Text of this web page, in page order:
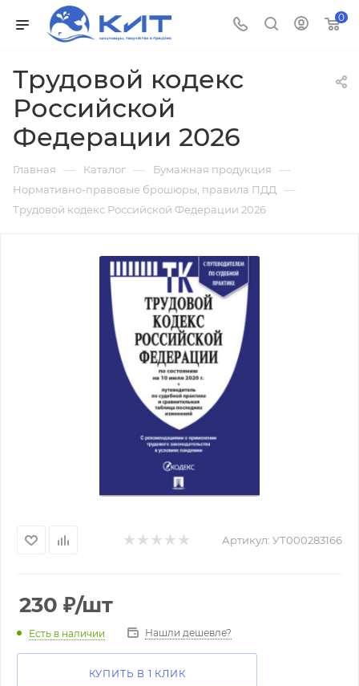
0
Трудовой кодекс
Российской
Федерации 2026
Главная — Каталог — Бумажная продукция —
Нормативно-правовые брошюры, правила ПДД —
Трудовой кодекс Российской Федерации 2026
Артикул: УТ000283166
230 ₽/шт
Есть в наличии Нашли дешевле?
КУПИТЬ В 1 КЛИК